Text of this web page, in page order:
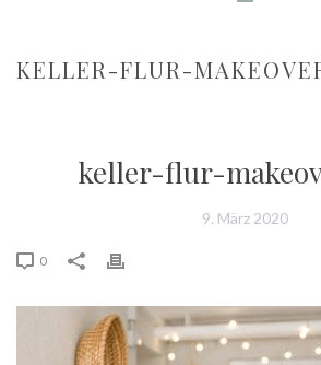
KELLER-FLUR-
keller-flur-
9. März 2020
0